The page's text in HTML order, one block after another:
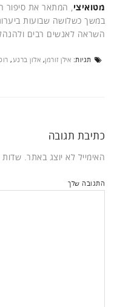
מטואיצי , המתאר את סיפור
במשך כשלושה שבועות
השראה לאנשים רבים
תגיות: אילן זורמן, אלון ברנע ,
כתיבת תגובה
האימייל לא יוצג באתר. שדות
התגובה שלך